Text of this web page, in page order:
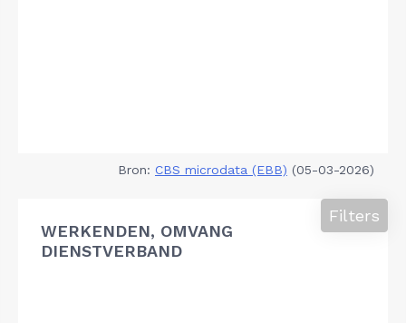
Bron: CBS microdata (EBB) (05-03-2026)
WERKENDEN, OMVANG
DIENSTVERBAND
Filters